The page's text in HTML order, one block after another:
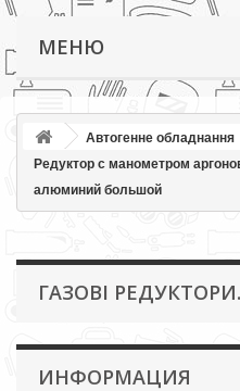
МЕНЮ
Автогенне обладнання
Редуктор с манометром
алюминий большой
ГАЗОВІ РЕДУКТОРИ.
ИНФОРМАЦИЯ